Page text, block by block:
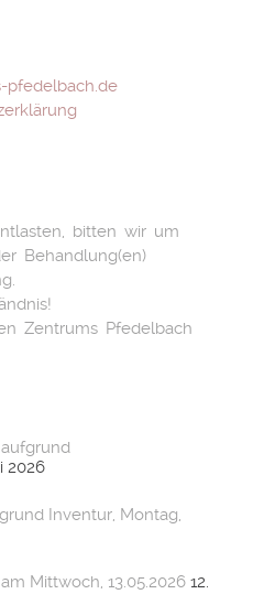
pfedelbach.de
bitten wir um
Behandlung(en)
Zentrums Pfedelbach
2026
Inventur, Montag,
Mittwoch, 13.05.2026 12.